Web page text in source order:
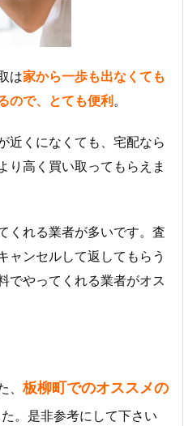
は家から一歩も出なくても
ので、とても便利。
近くになくても、宅配なら
り高く買い取ってもらえま
くれる業者が多いです。査
ャンセルして返してもらう
でやってくれる業者がオス
、板柳町でのオススメの
。是非参考にして下さい